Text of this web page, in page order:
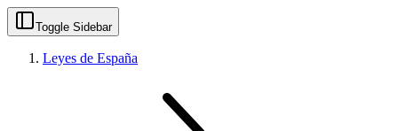
Toggle Sidebar
Leyes de España